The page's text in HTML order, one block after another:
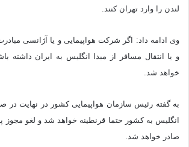
لندن را وارد تهران کنند.
وی ادامه داد: اگر شرکت هواپیمایی و یا آژانسی
و یا انتقال مسافر از مبدا انگلیس به ایران داشته
خواهد شد.
به گفته رئیس سازمان هواپیمایی کشور در نهایت در
انگلیس به کشور حتما قرنطینه خواهد شد و لغو مجوز
صادر خواهد شد.